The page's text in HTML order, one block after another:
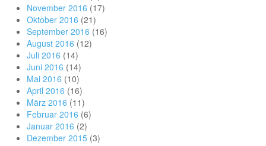
November 2016 (17)
Oktober 2016 (21)
September 2016 (16)
August 2016 (12)
Juli 2016 (14)
Juni 2016 (14)
Mai 2016 (10)
April 2016 (16)
März 2016 (11)
Februar 2016 (6)
Januar 2016 (2)
Dezember 2015 (3)